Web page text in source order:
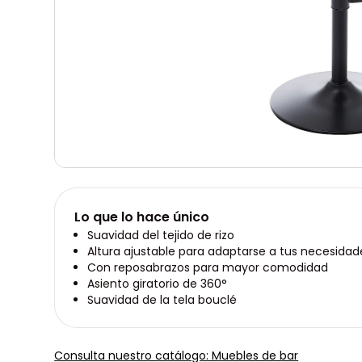
Lo que lo hace único
Suavidad del tejido de rizo
Altura ajustable para adaptarse a tus
Con reposabrazos para mayor comodidad
Asiento giratorio de 360°
Suavidad de la tela bouclé
Consulta nuestro catálogo: Muebles de bar